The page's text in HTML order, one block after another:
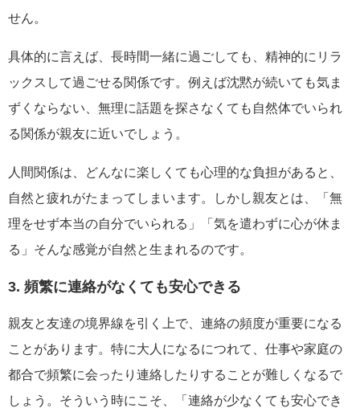
せん。
具体的に言えば、長時間一緒に過ごしても、精神的にリラ
ックスして過ごせる関係です。例えば沈黙が続いても気ま
ずくならない、無理に話題を探さなくても自然体でいられ
る関係が親友に近いでしょう。
人間関係は、どんなに楽しくても心理的な負担があると、
自然と疲れがたまってしまいます。しかし親友とは、「無
理をせず本当の自分でいられる」「気を遣わずに心が休ま
る」そんな感覚が自然と生まれるのです。
3. 頻繁に連絡がなくても安心できる
親友と友達の境界線を引く上で、連絡の頻度が重要になる
ことがあります。特に大人になるにつれて、仕事や家庭の
都合で頻繁に会ったり連絡したりすることが難しくなるで
しょう。そういう時にこそ、「連絡が少なくても安心でき